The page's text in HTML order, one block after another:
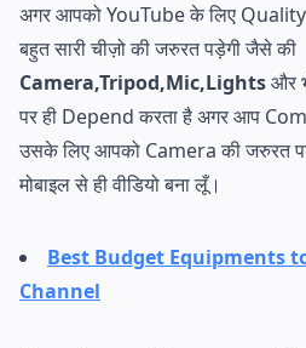
अगर आपको YouTube के लिए
बहुत सारी चीज़ो की जरुरत पड़ेगी जैसे की
Camera,Tripod,Mic,Lightsऔर
पर ही Depend करता है अगर आप
उसके लिए आपको Camera की जरुरत
मोबाइल से ही वीडियो बना लूँ।
Best Budget Equipments
Channel